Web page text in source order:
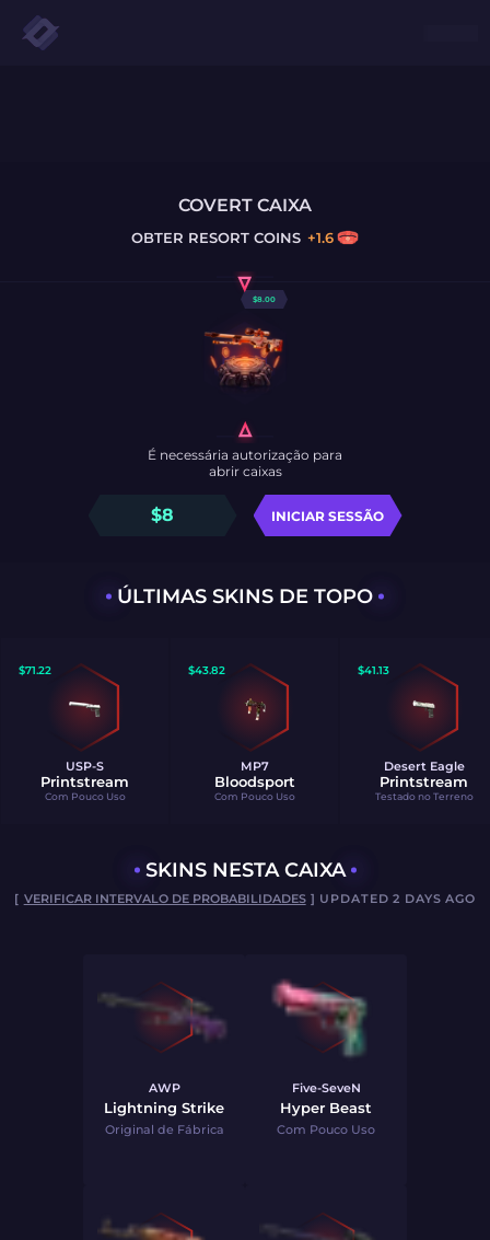
COVERT CAIXA
OBTER RESORT COINS +1.6
$8.00
$8 INICIAR SESSÃO
É necessária autorização para
abrir caixas
ÚLTIMAS SKINS DE TOPO
$71.22
USP-S
Printstream
Com Pouco Uso
$43.82
MP7
Bloodsport
Com Pouco Uso
$41.13
Desert Eagle
Printstream
Testado no Terreno
SKINS NESTA CAIXA
[ VERIFICAR INTERVALO DE PROBABILIDADES] UPDATED 2 DAYS AGO
AWP
Lightning Strike
Original de Fábrica
Five-SeveN
Hyper Beast
Com Pouco Uso